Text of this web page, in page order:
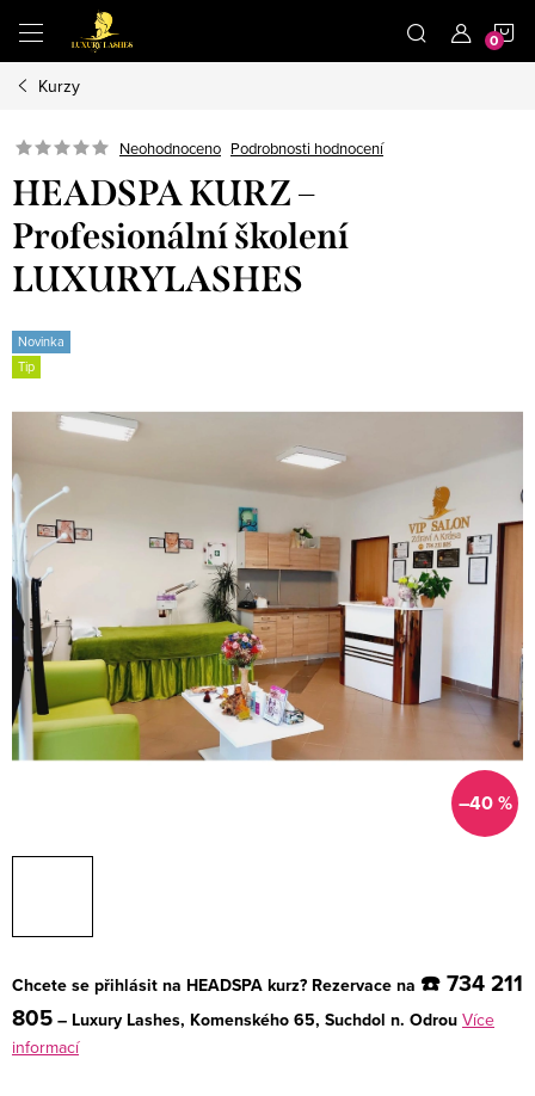
obsah
Kurzy
Neohodnoceno Podrobnosti hodnocení
HEADSPA KURZ –
Profesionální školení
LUXURYLASHES
Novinka
Tip
–40 %
Chcete se přihlásit na HEADSPA kurz? Rezervace na ☎️ 734 211
805 – Luxury Lashes, Komenského 65, Suchdol n. Odrou Více
informací